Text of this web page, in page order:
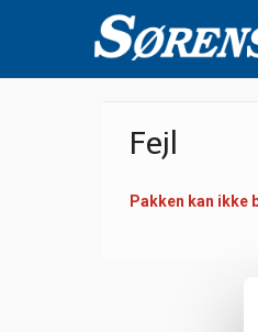
Fejl
Pakken kan ikke